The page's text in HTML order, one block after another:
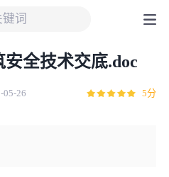
全技术交底.doc
05-26 5分